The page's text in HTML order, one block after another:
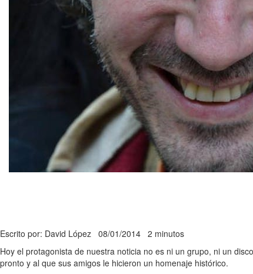
Escrito por: David López 08/01/2014 2 minutos
Hoy el protagonista de nuestra noticia no es ni un grupo, ni un
pronto y al que sus amigos le hicieron un homenaje histórico.